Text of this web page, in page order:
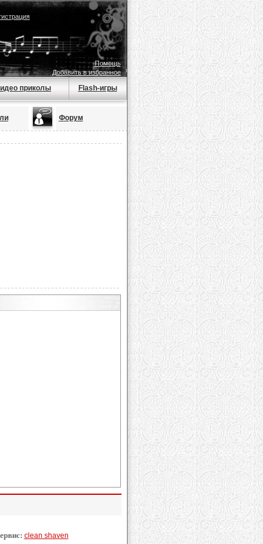
Помощь
Добавить в избранное
приколы Flash-игры
Форум
clean shaven